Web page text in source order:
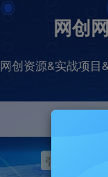
网创
网创资源&实战项目
引流